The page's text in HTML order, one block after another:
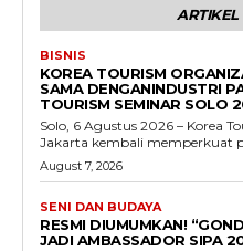
ARTIKEL
BISNIS
KOREA TOURISM
SAMA DENGANINDUSTRI
TOURISM SEMINAR SOLO
Solo, 6 Agustus 2026 – Korea
Jakarta kembali memperkuat
August 7, 2026
SENI DAN BUDAYA
RESMI DIUMUMKAN!
JADI AMBASSADOR SIPA